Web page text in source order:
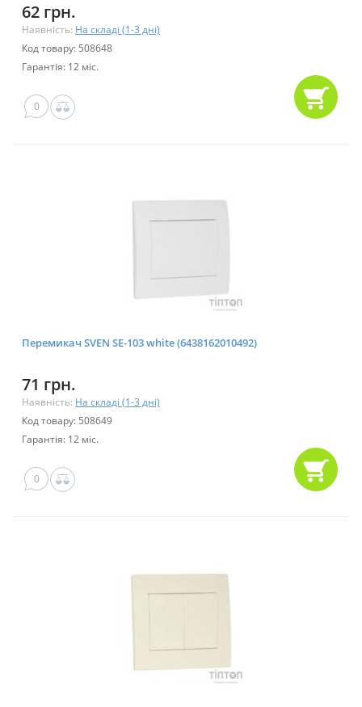
62 грн.
Наявність: На складі (1-3 дні)
Код товару: 508648
Гарантія: 12 міс.
0
Перемикач SVEN SE-103 white (6438162010492)
71 грн.
Наявність: На складі (1-3 дні)
Код товару: 508649
Гарантія: 12 міс.
0